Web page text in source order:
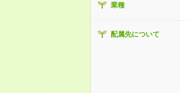
業種
配属先について